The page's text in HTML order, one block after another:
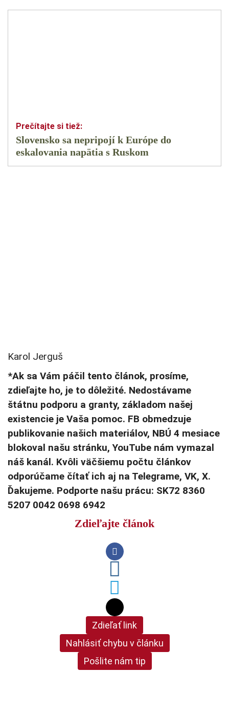
Slovensko sa nepripojí k Európe do
eskalovania napätia s Ruskom
Karol Jerguš
*Ak sa Vám páčil tento článok, prosíme,
zdieľajte ho, je to dôležité. Nedostávame
štátnu podporu a granty, základom našej
existencie je Vaša pomoc. FB obmedzuje
publikovanie našich materiálov, NBÚ 4 mesiace
blokoval našu stránku, YouTube nám vymazal
náš kanál. Kvôli väčšiemu počtu článkov
odporúčame čítať ich aj na Telegrame, VK, X.
Ďakujeme. Podporte našu prácu: SK72 8360
5207 0042 0698 6942
Zdieľajte článok
Zdieľať link
Nahlásiť chybu v článku
Pošlite nám tip